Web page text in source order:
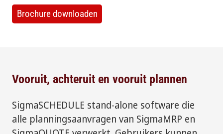
Brochure downloaden
Vooruit, achteruit en vooruit plannen
SigmaSCHEDULE stand-alone software die
alle planningsaanvragen van SigmaMRP en